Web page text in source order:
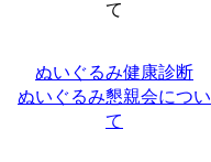
て
ぬいぐるみ健康診断
ぬいぐるみ懇親会につい
て